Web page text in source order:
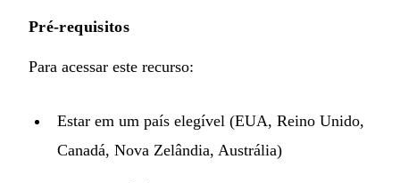
Pré-requisitos
Para acessar este recurso:
Estar em um país elegível (EUA, Reino Unido,
Canadá, Nova Zelândia, Austrália)